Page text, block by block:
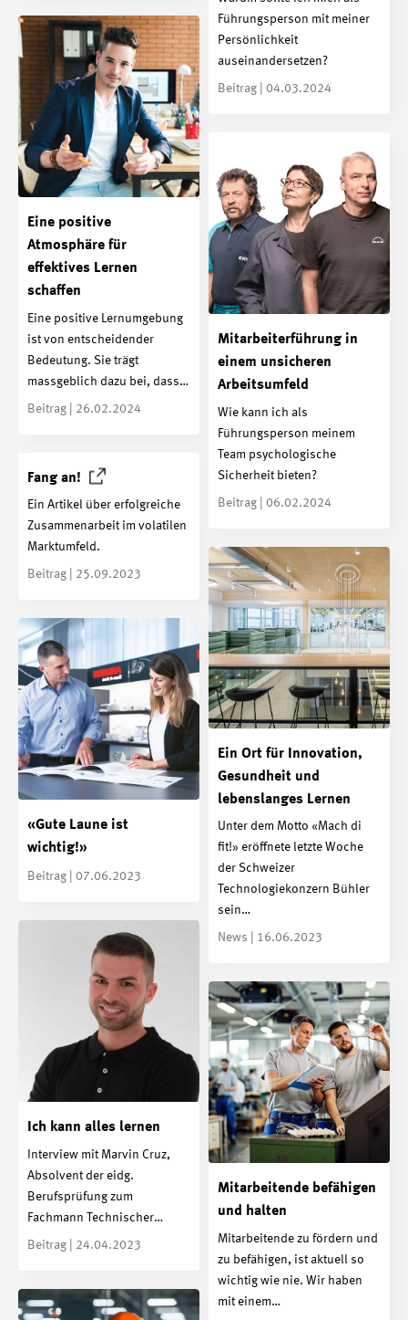
Führungsperson mit meiner
Persönlichkeit
auseinandersetzen?
Beitrag | 04.03.2024
Eine positive
Atmosphäre für
effektives Lernen
schaffen
Eine positive Lernumgebung
ist von entscheidender
Bedeutung. Sie trägt
massgeblich dazu bei, dass…
Beitrag | 26.02.2024
Mitarbeiterführung in
einem unsicheren
Arbeitsumfeld
Wie kann ich als
Führungsperson meinem
Team psychologische
Sicherheit bieten?
Beitrag | 06.02.2024
Fang an!
Ein Artikel über erfolgreiche
Zusammenarbeit im volatilen
Marktumfeld.
Beitrag | 25.09.2023
Ein Ort für Innovation,
Gesundheit und
lebenslanges Lernen
Unter dem Motto «Mach di
fit!» eröffnete letzte Woche
der Schweizer
Technologiekonzern Bühler
sein…
News | 16.06.2023
«Gute Laune ist
wichtig!»
Beitrag | 07.06.2023
Ich kann alles lernen
Interview mit Marvin Cruz,
Absolvent der eidg.
Berufsprüfung zum
Fachmann Technischer…
Beitrag | 24.04.2023
Mitarbeitende befähigen
und halten
Mitarbeitende zu fördern und
zu befähigen, ist aktuell so
wichtig wie nie. Wir haben
mit einem…